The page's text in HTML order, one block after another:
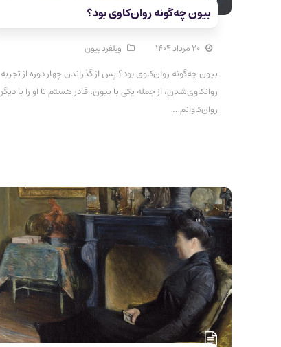
بیون چه‌گونه روان‌کاوی بود؟
۲۰ مرداد ۱۴۰۴ ویلفرد بیون
بیون چه‌گونه روان‌کاوی بود؟ پس از گذراندن چهار دوره از تجربه
روانکاوی‌شدن، از جمله یکی با بیون، قادر هستم تا او را با دیگر
روان‌کاوانم…